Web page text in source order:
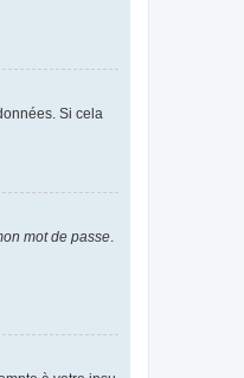
Si cela
mot de passe.